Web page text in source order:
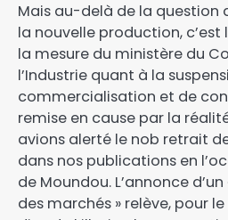
Mais au-delà de la question
la nouvelle production,
la mesure du ministère du
l’Industrie quant à la
commercialisation et de
remise en cause par la
avions alerté le nob retrait
dans nos publications en
de Moundou. L’annonce
des marchés » relève, pour